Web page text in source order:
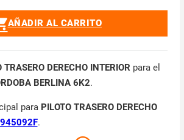
AÑADIR AL CARRITO
TRASERO DERECHO INTERIOR para el
BERLINA 6K2.
para PILOTO TRASERO DERECHO
.